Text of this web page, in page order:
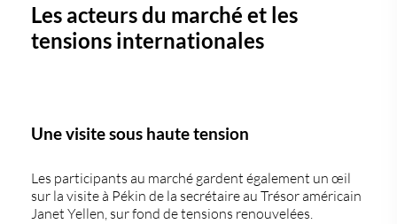
Les acteurs du marché et les
tensions internationales
Une visite sous haute tension
Les participants au marché gardent également un œil
sur la visite à Pékin de la secrétaire au Trésor américain
Janet Yellen, sur fond de tensions renouvelées.